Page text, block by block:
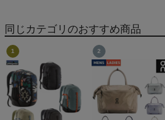
同じカテゴリのおすすめ商品